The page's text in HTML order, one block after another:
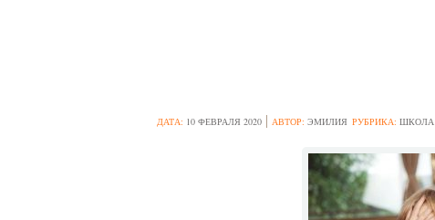
ДАТА: 10 ФЕВРАЛЯ 2020 АВТОР: ЭМИЛИЯ РУБРИКА: ШКОЛА